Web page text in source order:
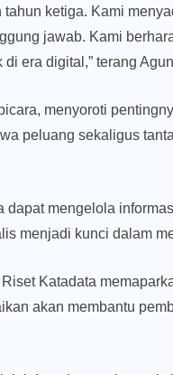
tahun ketiga. Kami
jawab. Kami
era digital,” terang
menyoroti
peluang sekaligus
dapat mengelola
menjadi kunci dalam
Katadata
akan membantu